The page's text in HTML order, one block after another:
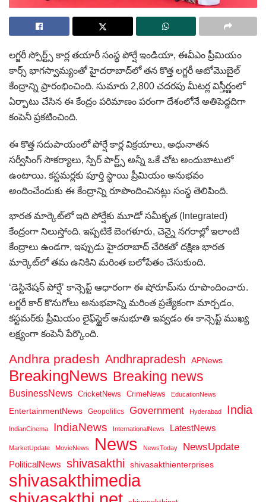
లగ్జరీ స్పోర్ట్స్ కార్ల తయారీ సంస్థ పోర్షే ఇండియా, ఈవీఎం ప్రీమియం
కార్స్ భాగస్వామ్యంతో హైదరాబాద్‌లో తన కొత్త లగ్జరీ ఆటోమొబైల్
కేంద్రాన్ని ప్రారంభించింది. సుమారు 2,800 చదరపు మీటర్ల విస్తీర్ణంలో
ఏర్పాటు చేసిన ఈ కేంద్రం పరిమాణం పరంగా దేశంలోనే అతిపెద్దదిగా
కంపెనీ ప్రకటించింది.
ఈ కొత్త సదుపాయంలో పోర్షే కార్ల విక్రయాలు, అధునాతన
సర్వీసింగ్ సౌకర్యాలు, స్పేర్ పార్ట్స్ అన్నీ ఒకే చోట అందుబాటులో
ఉంటాయి. కస్టమర్లకు పూర్తి స్థాయి ప్రీమియం అనుభవం
అందించేందుకు ఈ కేంద్రాన్ని రూపొందించినట్లు సంస్థ తెలిపింది.
భారత మార్కెట్‌లో ఇది పోర్షేకు మూడో సమీకృత (Integrated)
కేంద్రంగా నిలుస్తోంది. ఇప్పటికే బెంగళూరు, చెన్నై నగరాల్లో ఇలాంటి
కేంద్రాలు ఉండగా, ఇప్పుడు హైదరాబాద్ చేరికతో దక్షిణ భారత
మార్కెట్‌లో తమ ఉనికిని మరింత బలోపేతం చేసుకుంది.
‘డెస్టినేషన్ పోర్షే’ కాన్సెప్ట్ ఆధారంగా ఈ షోరూమ్‌ను రూపొందించారు.
లగ్జరీ కార్ కొనుగోలు అనుభవాన్ని మరింత ప్రత్యేకంగా మార్చడం,
కస్టమర్‌కు ప్రీమియం లైఫ్‌స్టైల్ అనుభూతి ఇవ్వడం ఈ కాన్సెప్ట్ ముఖ్య
లక్ష్యంగా కంపెనీ పేర్కొంది.
Andhra pradesh Andhrapradesh APNews
BreakingNews Breaking news
BusinessNews CricketNews CrimeNews EducationNews
EntertainmentNews Geopolitics Government Hyderabad India
IndianCinema IndiaNews InternationalNews LatestNews
MarketUpdate MovieNews News NewsToday NewsUpdate
PoliticalNews shivasakthi shivasakthienterprises
shivasakthimedia